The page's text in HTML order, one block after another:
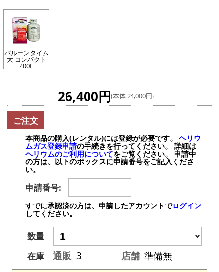
バルーンタイム
大 コンパクト
400L
26,400円(本体 24,000円)
ご注文
本商品の購入(レンタル)には登録が必要です。ヘリウ
ムガス登録申請の手続きを行ってください。 詳細は
ヘリウムのご利用についてをご覧ください。 申請中
の方は、以下のボックスに申請番号をご記入くださ
い。
申請番号:
すでに承認済の方は、申請したアカウントでログイン
してください。
数量
在庫
通販 3 店舗 準備無